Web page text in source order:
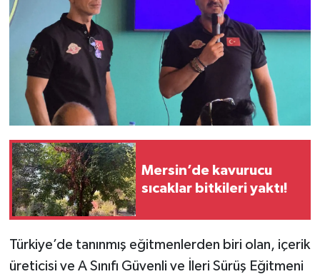
Mersin’de kavurucu
sıcaklar bitkileri yaktı!
Türkiye’de tanınmış eğitmenlerden biri olan, içerik
üreticisi ve A Sınıfı Güvenli ve İleri Sürüş Eğitmeni